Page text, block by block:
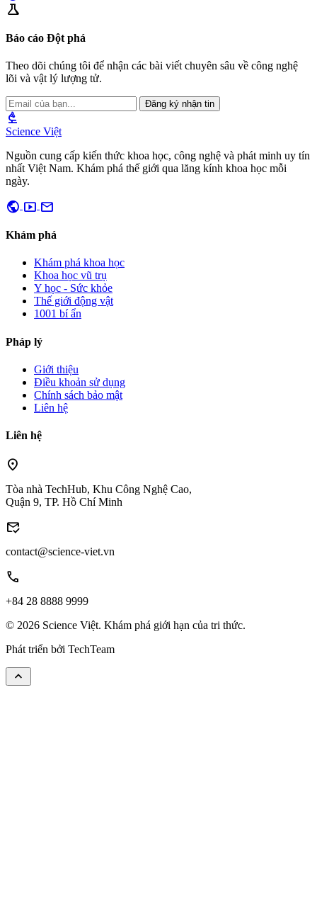
science
Báo cáo Đột phá
Theo dõi chúng tôi để nhận các bài viết chuyên sâu về công nghệ
lõi và vật lý lượng tử.
Đăng ký nhận tin
biotech
Science Việt
Nguồn cung cấp kiến thức khoa học, công nghệ và phát minh uy tín
nhất Việt Nam. Khám phá thế giới qua lăng kính khoa học mỗi
ngày.
public smart_display mail
Khám phá
Khám phá khoa học
Khoa học vũ trụ
Y học - Sức khỏe
Thế giới động vật
1001 bí ẩn
Pháp lý
Giới thiệu
Điều khoản sử dụng
Chính sách bảo mật
Liên hệ
Liên hệ
location_on
Tòa nhà TechHub, Khu Công Nghệ Cao,
Quận 9, TP. Hồ Chí Minh
mark_email_read
contact@science-viet.vn
call
+84 28 8888 9999
© 2026 Science Việt. Khám phá giới hạn của tri thức.
Phát triển bởi TechTeam
keyboard_arrow_up